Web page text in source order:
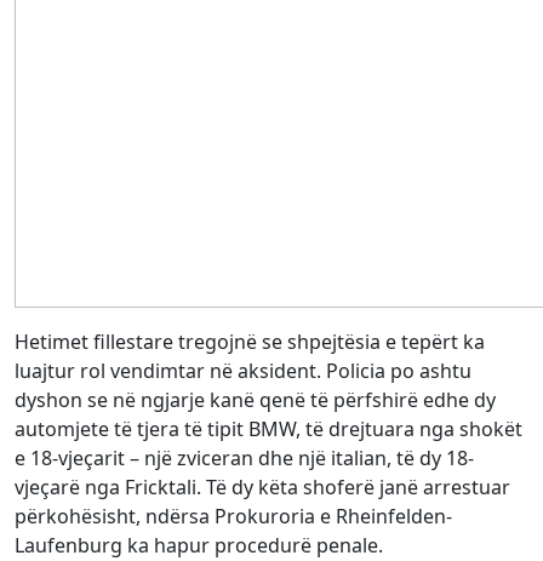
Hetimet fillestare tregojnë se shpejtësia e tepërt ka
luajtur rol vendimtar në aksident. Policia po ashtu
dyshon se në ngjarje kanë qenë të përfshirë edhe dy
automjete të tjera të tipit BMW, të drejtuara nga shokët
e 18-vjeçarit – një zviceran dhe një italian, të dy 18-
vjeçarë nga Fricktali. Të dy këta shoferë janë arrestuar
përkohësisht, ndërsa Prokuroria e Rheinfelden-
Laufenburg ka hapur procedurë penale.